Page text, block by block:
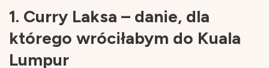
1. Curry Laksa – danie, dla
którego wróciłabym do Kuala
Lumpur